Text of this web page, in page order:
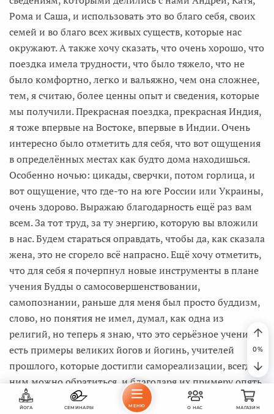
ЙОГА СЕМИНАРЫ МЕНЮ О НАС МАГАЗИН
Рома и Саша, и использовать это во благо себя, своих
семей и во благо всех живых существ, которые нас
окружают. А также хочу сказать, что очень хорошо, что
поездка имела трудности, что было тяжело, что не
было комфортно, легко и вальяжно, чем она сложнее,
тем, я считаю, более ценны опыт и сведения, которые
мы получили. Прекрасная поездка, прекрасная Индия,
я тоже впервые на Востоке, впервые в Индии. Очень
интересно было отметить для себя, что вот ощущения
в определённых местах как будто дома находишься.
Особенно ночью: цикады, сверчки, потом горлица, и
вот ощущение, что где-то на юге России или Украины,
очень здорово. Выражаю благодарность ещё раз вам
всем. За тот труд, за ту энергию, которую вы вложили
в нас. Будем стараться оправдать, чтобы да, как сказала
жена, это не сгорело всё напрасно. Ещё хочу отметить,
что для себя я почерпнул новые инструменты в плане
учения Будды о самосовершенствовании,
самопознании, раньше для меня был просто буддизм,
слово, но понятия не имел, думал, как одна из
религий, но теперь я знаю, что это серьёзное учение. И
есть примеры великих йогов и йогинь, учителей
прошлого, которые достигли самореализации, всегда к
ним можно обратиться, и благодаря их примеру опять
же удержаться на пути. Всем желаю удачи и сил